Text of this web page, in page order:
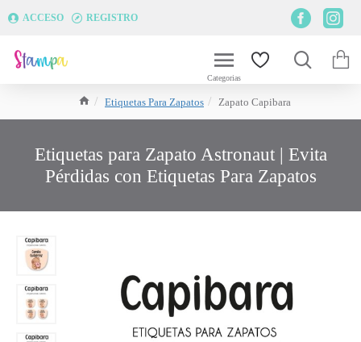
ACCESO REGISTRO
Etiquetas Para Zapatos Zapato Capibara
Etiquetas para Zapato Astronaut | Evita
Pérdidas con Etiquetas Para Zapatos